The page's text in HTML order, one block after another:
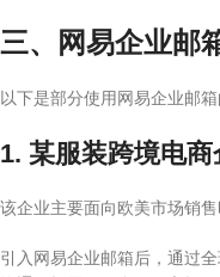
三、网易企业邮
以下是部分使用网易企业邮
1. 某服装跨境电商
该企业主要面向欧美市场销
引入网易企业邮箱后，通过